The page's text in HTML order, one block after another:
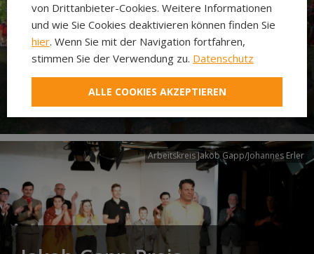
Neuer Pilgerweg Via
Laudato si’
Arbeitskreis Jakob Gapp/Johannes Erler
von Drittanbieter-Cookies. Weitere Informationen
und wie Sie Cookies deaktivieren können finden Sie
hier. Wenn Sie mit der Navigation fortfahren,
stimmen Sie der Verwendung zu. Datenschutz
ALLE COOKIES AKZEPTIEREN